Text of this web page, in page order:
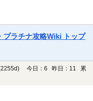
プラチナ攻略Wiki トップ
今日：6 昨日：11 累